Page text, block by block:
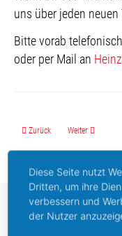
uns über jeden
Bitte vorab
oder per Mail an
Vorheriger Beitrag: Erster
Zurück Nächster
Weiter
Stadtteilmarketing
Diese Seite nutzt
Dritten, um ihre
verbessern und
der Nutzer